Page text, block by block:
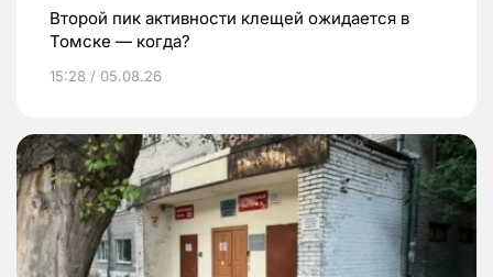
Второй пик активности клещей ожидается в
Томске — когда?
15:28 / 05.08.26